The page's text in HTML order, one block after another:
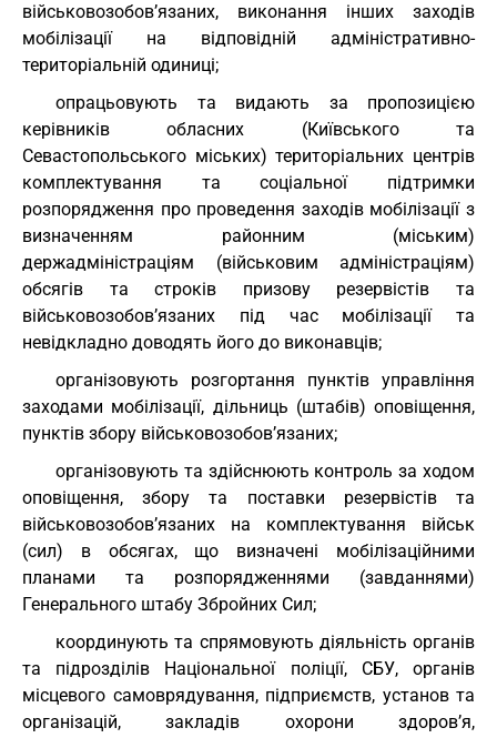
військовозобов’язаних, виконання інших заходів
мобілізації на відповідній адміністративно-
територіальній одиниці;
опрацьовують та видають за пропозицією
керівників обласних (Київського та
Севастопольського міських) територіальних центрів
комплектування та соціальної підтримки
розпорядження про проведення заходів мобілізації з
визначенням районним (міським)
держадміністраціям (військовим адміністраціям)
обсягів та строків призову резервістів та
військовозобов’язаних під час мобілізації та
невідкладно доводять його до виконавців;
організовують розгортання пунктів управління
заходами мобілізації, дільниць (штабів) оповіщення,
пунктів збору військовозобов’язаних;
організовують та здійснюють контроль за ходом
оповіщення, збору та поставки резервістів та
військовозобов’язаних на комплектування військ
(сил) в обсягах, що визначені мобілізаційними
планами та розпорядженнями (завданнями)
Генерального штабу Збройних Сил;
координують та спрямовують діяльність органів
та підрозділів Національної поліції, СБУ, органів
місцевого самоврядування, підприємств, установ та
організацій, закладів охорони здоров’я,